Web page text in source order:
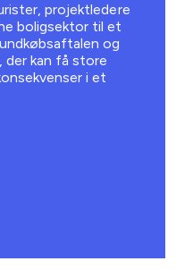
projektledere
boligsektor til et
og
kan få store
i et